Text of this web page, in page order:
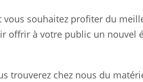
vous souhaitez profiter du
offrir à votre public un
trouverez chez nous du